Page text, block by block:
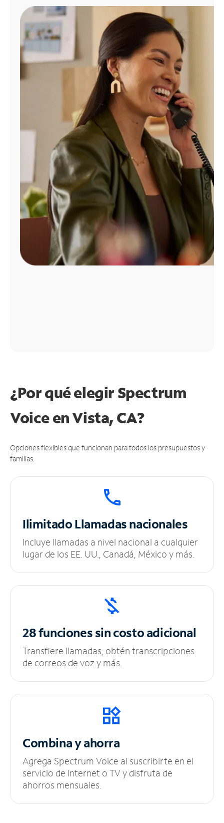
Administrar
cuenta
Encuentra
tienda
¿Por qué elegir Spectrum
Voice en Vista, CA?
Opciones flexibles que funcionan para todos los presupuestos y
familias.
IlimitadoLlamadas nacionales
Incluye llamadas a nivel nacional a cualquier
lugar de los EE. UU., Canadá, México y más.
28 funciones sincosto adicional
Transfiere llamadas, obtén transcripciones
de correos de voz y más.
Combina y ahorra
Agrega Spectrum Voice al suscribirte en el
servicio de Internet o TV y disfruta de
ahorros mensuales.